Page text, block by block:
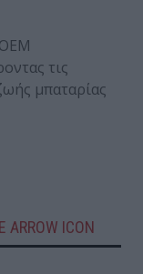
τις
μπαταρίας